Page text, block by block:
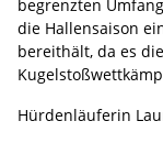
begrenzten
die Hallensaison
bereithält, da es
Hürdenläuferin